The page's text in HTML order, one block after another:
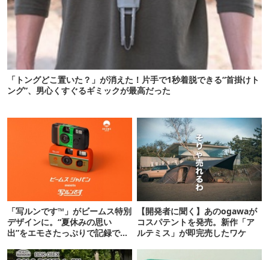
「トングどこ置いた？」が消えた！片手で1秒着脱できる“首掛けト
ング”、男心くすぐるギミックが最高だった
「写ルンです™」がビームス特別
デザインに。“夏休みの思い
出”をエモさたっぷりで記録でき
【開発者に聞く】あのogawaが
コスパテントを発売。新作「ア
ルテミス」が即完売したワケ